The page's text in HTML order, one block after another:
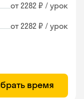
от 2282 ₽ / урок
от 2282 ₽ / урок
время